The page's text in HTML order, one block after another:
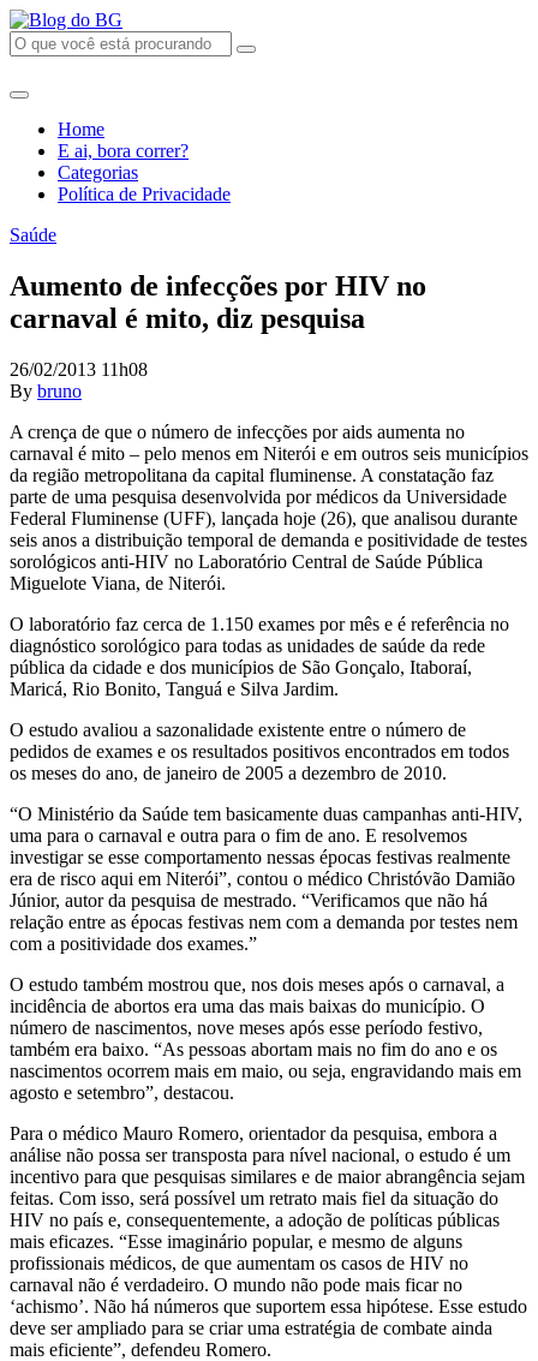
Home
E ai, bora correr?
Categorias
Política de Privacidade
Saúde
Aumento de infecções por HIV no
carnaval é mito, diz pesquisa
26/02/2013 11h08
By bruno
A crença de que o número de infecções por aids aumenta no
carnaval é mito – pelo menos em Niterói e em outros seis municípios
da região metropolitana da capital fluminense. A constatação faz
parte de uma pesquisa desenvolvida por médicos da Universidade
Federal Fluminense (UFF), lançada hoje (26), que analisou durante
seis anos a distribuição temporal de demanda e positividade de testes
sorológicos anti-HIV no Laboratório Central de Saúde Pública
Miguelote Viana, de Niterói.
O laboratório faz cerca de 1.150 exames por mês e é referência no
diagnóstico sorológico para todas as unidades de saúde da rede
pública da cidade e dos municípios de São Gonçalo, Itaboraí,
Maricá, Rio Bonito, Tanguá e Silva Jardim.
O estudo avaliou a sazonalidade existente entre o número de
pedidos de exames e os resultados positivos encontrados em todos
os meses do ano, de janeiro de 2005 a dezembro de 2010.
“O Ministério da Saúde tem basicamente duas campanhas anti-HIV,
uma para o carnaval e outra para o fim de ano. E resolvemos
investigar se esse comportamento nessas épocas festivas realmente
era de risco aqui em Niterói”, contou o médico Christóvão Damião
Júnior, autor da pesquisa de mestrado. “Verificamos que não há
relação entre as épocas festivas nem com a demanda por testes nem
com a positividade dos exames.”
O estudo também mostrou que, nos dois meses após o carnaval, a
incidência de abortos era uma das mais baixas do município. O
número de nascimentos, nove meses após esse período festivo,
também era baixo. “As pessoas abortam mais no fim do ano e os
nascimentos ocorrem mais em maio, ou seja, engravidando mais em
agosto e setembro”, destacou.
Para o médico Mauro Romero, orientador da pesquisa, embora a
análise não possa ser transposta para nível nacional, o estudo é um
incentivo para que pesquisas similares e de maior abrangência sejam
feitas. Com isso, será possível um retrato mais fiel da situação do
HIV no país e, consequentemente, a adoção de políticas públicas
mais eficazes. “Esse imaginário popular, e mesmo de alguns
profissionais médicos, de que aumentam os casos de HIV no
carnaval não é verdadeiro. O mundo não pode mais ficar no
‘achismo’. Não há números que suportem essa hipótese. Esse estudo
deve ser ampliado para se criar uma estratégia de combate ainda
mais eficiente”, defendeu Romero.